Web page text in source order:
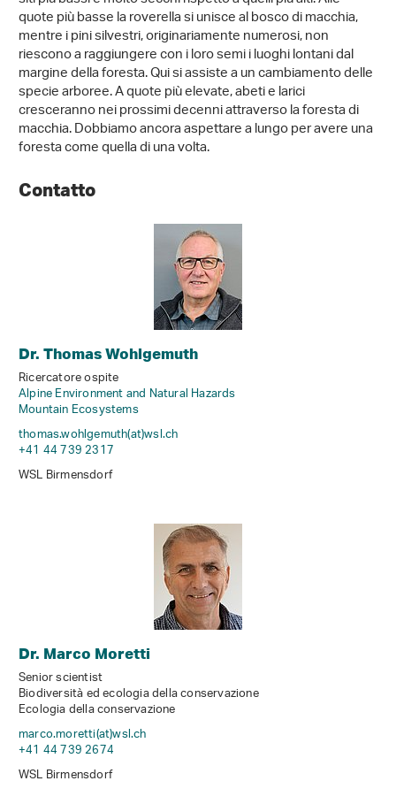
quote più basse la roverella si unisce al bosco di macchia,
mentre i pini silvestri, originariamente numerosi, non
riescono a raggiungere con i loro semi i luoghi lontani dal
margine della foresta. Qui si assiste a un cambiamento delle
specie arboree. A quote più elevate, abeti e larici
cresceranno nei prossimi decenni attraverso la foresta di
macchia. Dobbiamo ancora aspettare a lungo per avere una
foresta come quella di una volta.
Contatto
Dr. Thomas Wohlgemuth
Ricercatore ospite
Alpine Environment and Natural Hazards
Mountain Ecosystems
thomas.wohlgemuth(at)wsl.ch
+41 44 739 2317
WSL Birmensdorf
Dr. Marco Moretti
Senior scientist
Biodiversità ed ecologia della conservazione
Ecologia della conservazione
marco.moretti(at)wsl.ch
+41 44 739 2674
WSL Birmensdorf